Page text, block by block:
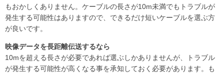
もおかしくありません。ケーブルの長さが10m未満でもトラブルが
発生する可能性はありますので、できるだけ短いケーブルを選ぶ方
が良いです。
映像データを長距離伝送するなら
10mを超える長さが必要であれば選ぶしかありませんが、トラブル
が発生する可能性が高くなる事を承知しておく必要があります。も